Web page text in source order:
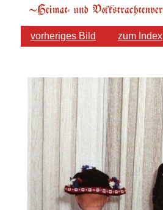
vorheriges Bild zum Index